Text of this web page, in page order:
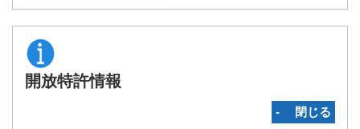
開放特許情報
‐ 閉じる